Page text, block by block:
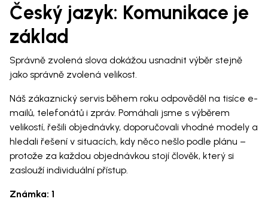
Český jazyk: Komunikace je
základ
Správně zvolená slova dokážou usnadnit výběr stejně
jako správně zvolená velikost.
Náš zákaznický servis během roku odpověděl na tisíce e-
mailů, telefonátů i zpráv. Pomáhali jsme s výběrem
velikostí, řešili objednávky, doporučovali vhodné modely a
hledali řešení v situacích, kdy něco nešlo podle plánu –
protože za každou objednávkou stojí člověk, který si
zaslouží individuální přístup.
Známka: 1